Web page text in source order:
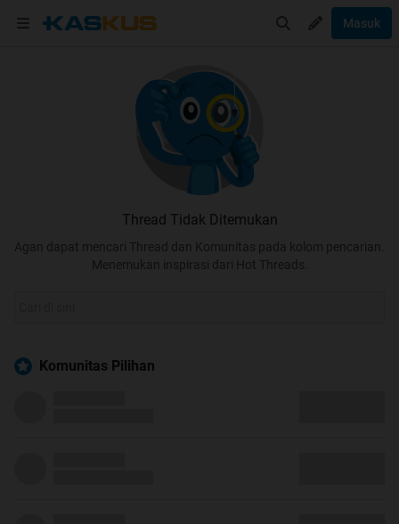
Masuk
Thread Tidak Ditemukan
Agan dapat mencari Thread dan Komunitas pada kolom pencarian.
Menemukan inspirasi dari Hot Threads.
Komunitas Pilihan